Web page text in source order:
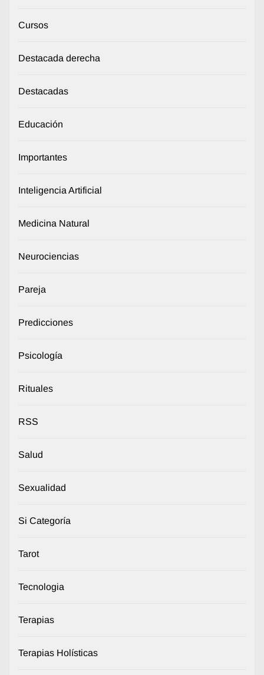
Cursos
Destacada derecha
Destacadas
Educación
Importantes
Inteligencia Artificial
Medicina Natural
Neurociencias
Pareja
Predicciones
Psicología
Rituales
RSS
Salud
Sexualidad
Si Categoría
Tarot
Tecnologia
Terapias
Terapias Holísticas